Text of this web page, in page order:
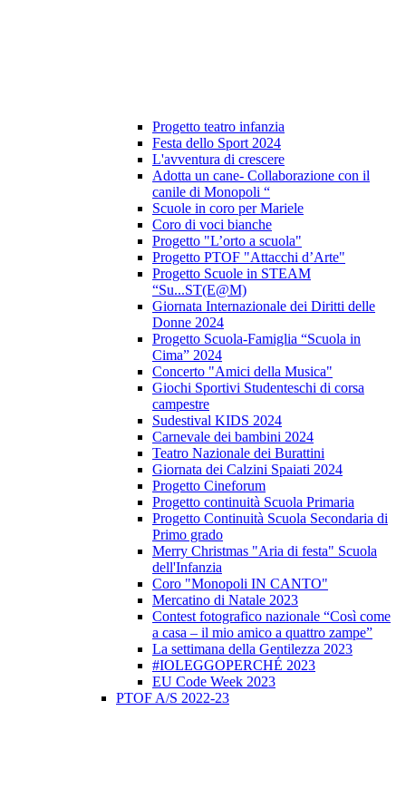
Progetto teatro infanzia
Festa dello Sport 2024
L'avventura di crescere
Adotta un cane- Collaborazione con il
canile di Monopoli “
Scuole in coro per Mariele
Coro di voci bianche
Progetto "L’orto a scuola"
Progetto PTOF "Attacchi d’Arte"
Progetto Scuole in STEAM
“Su...ST(E@M)
Giornata Internazionale dei Diritti delle
Donne 2024
Progetto Scuola-Famiglia “Scuola in
Cima” 2024
Concerto "Amici della Musica"
Giochi Sportivi Studenteschi di corsa
campestre
Sudestival KIDS 2024
Carnevale dei bambini 2024
Teatro Nazionale dei Burattini
Giornata dei Calzini Spaiati 2024
Progetto Cineforum
Progetto continuità Scuola Primaria
Progetto Continuità Scuola Secondaria di
Primo grado
Merry Christmas "Aria di festa" Scuola
dell'Infanzia
Coro "Monopoli IN CANTO"
Mercatino di Natale 2023
Contest fotografico nazionale “Così come
a casa – il mio amico a quattro zampe”
La settimana della Gentilezza 2023
#IOLEGGOPERCHÉ 2023
EU Code Week 2023
PTOF A/S 2022-23